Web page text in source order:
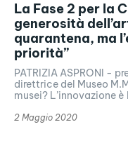
La Fase 2 per la
generosità
quarantena, ma
priorità”
PATRIZIA ASPRONI -
direttrice del Museo
musei? L’innovazione
2 Maggio 2020